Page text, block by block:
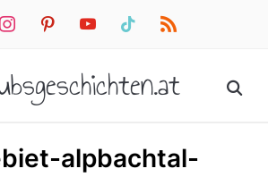
pinterestyoutube tiktok rss
alpbachtal-